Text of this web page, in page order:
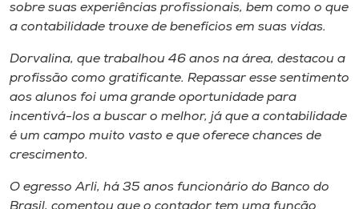
sobre suas experiências profissionais, bem como o que
a contabilidade trouxe de benefícios em suas vidas.
Dorvalina, que trabalhou 46 anos na área, destacou a
profissão como gratificante. Repassar esse sentimento
aos alunos foi uma grande oportunidade para
incentivá-los a buscar o melhor, já que a contabilidade
é um campo muito vasto e que oferece chances de
crescimento.
O egresso Arli, há 35 anos funcionário do Banco do